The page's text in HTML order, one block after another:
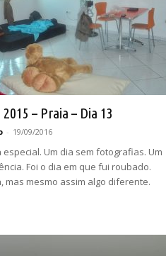
– Praia – Dia 13
- 19/09/2016
especial. Um dia sem fotografias. Um
Foi o dia em que fui roubado.
mas mesmo assim algo diferente.